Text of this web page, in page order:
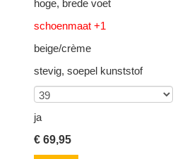
hoge, brede voet
schoenmaat +1
beige/crème
stevig, soepel kunststof
ja
€ 69,95